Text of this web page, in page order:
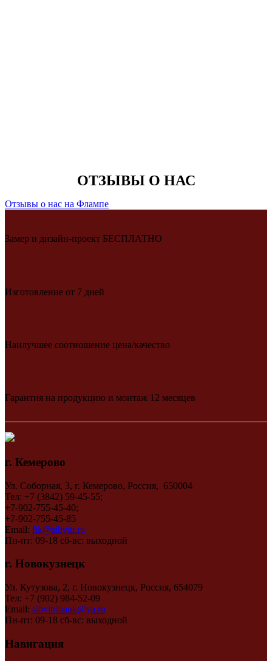
ОТЗЫВЫ О НАС
Отзывы о нас на Флампе
Замер и дизайн-проект БЕСПЛАТНО
Изготовление от 7 дней
Наилучшее соотношение цена/качество
Гарантия на продукцию и монтаж 12 месяцев
г. Кемерово
Ул. Соборная, 3, г. Кемерово, Россия, 650004
Тел: +7 (3842) 59-45-55;
+7-902-755-45-40;
+7-902-755-45-85
Email: ftk@sibvitr.ru
Пн-пт: 09-18 сб-вс: выходной
г. Новокузнецк
Ул. Кутузова, 2, г. Новокузнецк, Россия, 654079
Тел: +7 (902) 984-52-09
Email: sibvitrinank@ya.ru
Пн-пт: 09-18 сб-вс: выходной
Навигация